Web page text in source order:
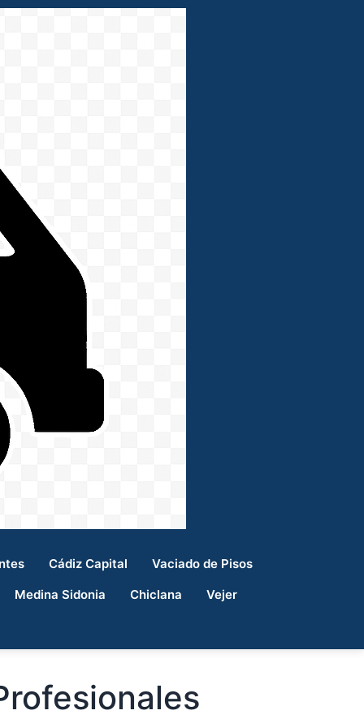
Cádiz Capital
Vaciado de Pisos
Medina Sidonia Chiclana
Vejer